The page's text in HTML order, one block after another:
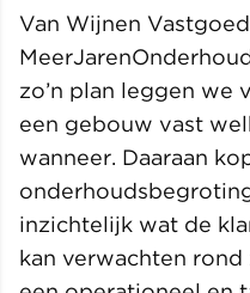
Van Wijnen
zo’n plan leggen we
een gebouw vast
wanneer. Daaraan
inzichtelijk wat de
kan verwachten rond